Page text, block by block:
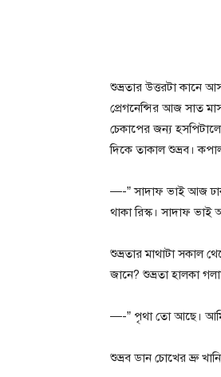
শুভ্রতার উত্তরটা কানে
প্রেগনেন্সির আজ সাত
চেকাপের জন্য
দিকে তাকাল শুভ্রব।
—-” সাদাফ ভাই আজ
থাকা রিস্ক। সাদাফ
শুভ্রতার মাথাটা সকাল
জানে? শুভ্রতা হালকা
—-” পৃথা তো আছে। আমি
শুভ্রব ডান চোখের ভ্রু